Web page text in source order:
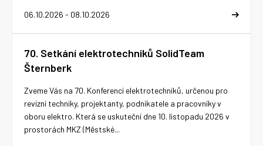
06.10.2026 - 08.10.2026
70. Setkání elektrotechniků SolidTeam
Šternberk
Zveme Vás na 70. Konferenci elektrotechniků, určenou pro
revizní techniky, projektanty, podnikatele a pracovníky v
oboru elektro. Která se uskuteční dne 10. listopadu 2026 v
prostorách MKZ (Městské...